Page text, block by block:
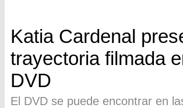
Katia Cardenal
trayectoria filmada
DVD
El DVD se puede encontrar en